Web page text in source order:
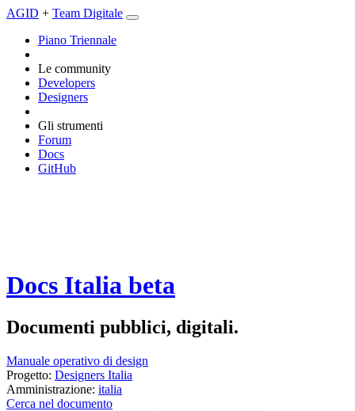
AGID + Team Digitale
Piano Triennale
Le community
Developers
Designers
Gli strumenti
Forum
Docs
GitHub
Docs Italia beta
Documenti pubblici, digitali.
Manuale operativo di design
Progetto: Designers Italia
Amministrazione: italia
Cerca nel documento